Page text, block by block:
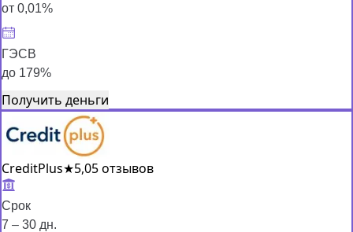
от 0,01%
ГЭСВ
до 179%
Получить деньги
CreditPlus★5,05 отзывов
Срок
7 – 30 дн.